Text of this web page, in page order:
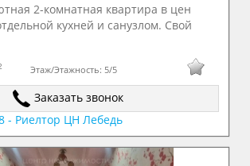
2-комнатная квартира в цен
кухней и санузлом. Свой
Этаж/Этажность: 5/5
Заказать звонок
- Риелтор ЦН Лебедь